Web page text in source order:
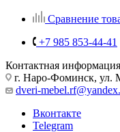
Сравнение
+7 985 853-44-41
Контактная информация
г. Наро-Фоминск, ул.
dveri-
Вконтакте
Telegram